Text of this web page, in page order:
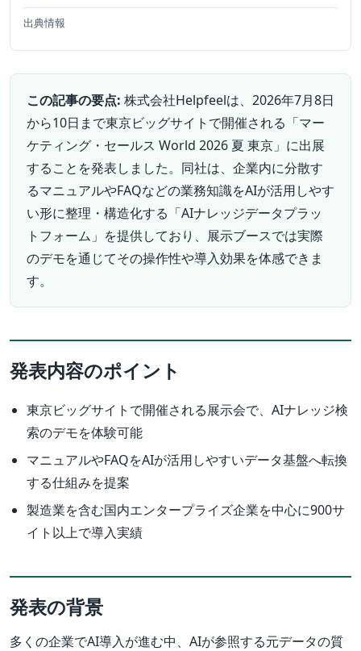
出典情報
この記事の要点: 株式会社Helpfeelは、2026年7月8日
から10日まで東京ビッグサイトで開催される「マー
ケティング・セールス World 2026 夏 東京」に出展
することを発表しました。同社は、企業内に分散す
るマニュアルやFAQなどの業務知識をAIが活用しやす
い形に整理・構造化する「AIナレッジデータプラッ
トフォーム」を提供しており、展示ブースでは実際
のデモを通じてその操作性や導入効果を体感できま
す。
発表内容のポイント
東京ビッグサイトで開催される展示会で、AIナレッジ検
索のデモを体験可能
マニュアルやFAQをAIが活用しやすいデータ基盤へ転換
する仕組みを提案
製造業を含む国内エンタープライズ企業を中心に900サ
イト以上で導入実績
発表の背景
多くの企業でAI導入が進む中、AIが参照する元データの質